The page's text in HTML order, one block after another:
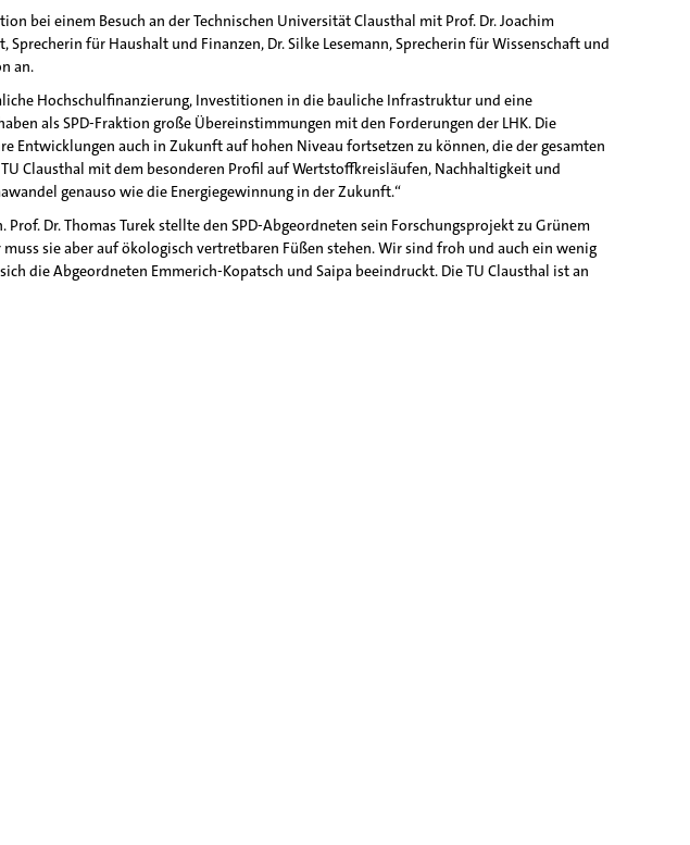
bei einem Besuch an der Technischen Universität Clausthal mit Prof. Dr. Joachim
für Haushalt und Finanzen, Dr. Silke Lesemann, Sprecherin für Wissenschaft und
an.
Hochschulfinanzierung, Investitionen in die bauliche Infrastruktur und eine
als SPD-Fraktion große Übereinstimmungen mit den Forderungen der LHK. Die
auch in Zukunft auf hohen Niveau fortsetzen zu können, die der gesamten
Clausthal mit dem besonderen Profil auf Wertstoffkreisläufen, Nachhaltigkeit und
genauso wie die Energiegewinnung in der Zukunft.“
Dr. Thomas Turek stellte den SPD-Abgeordneten sein Forschungsprojekt zu Grünem
sie aber auf ökologisch vertretbaren Füßen stehen. Wir sind froh und auch ein wenig
die Abgeordneten Emmerich-Kopatsch und Saipa beeindruckt. Die TU Clausthal ist an